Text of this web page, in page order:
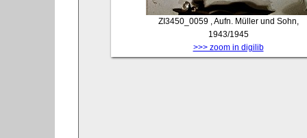
ZI3450_0059 , Aufn. Müller und Sohn,
1943/1945
>>> zoom in digilib